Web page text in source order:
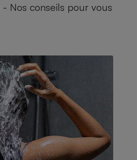
Nos conseils pour vous